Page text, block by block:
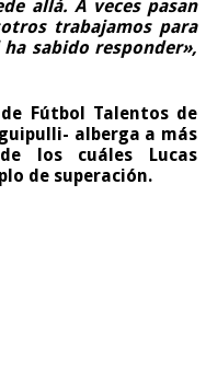
allá. A veces pasan
trabajamos para
sabido responder»,
Fútbol Talentos de
alberga a más
los cuáles Lucas
de superación.